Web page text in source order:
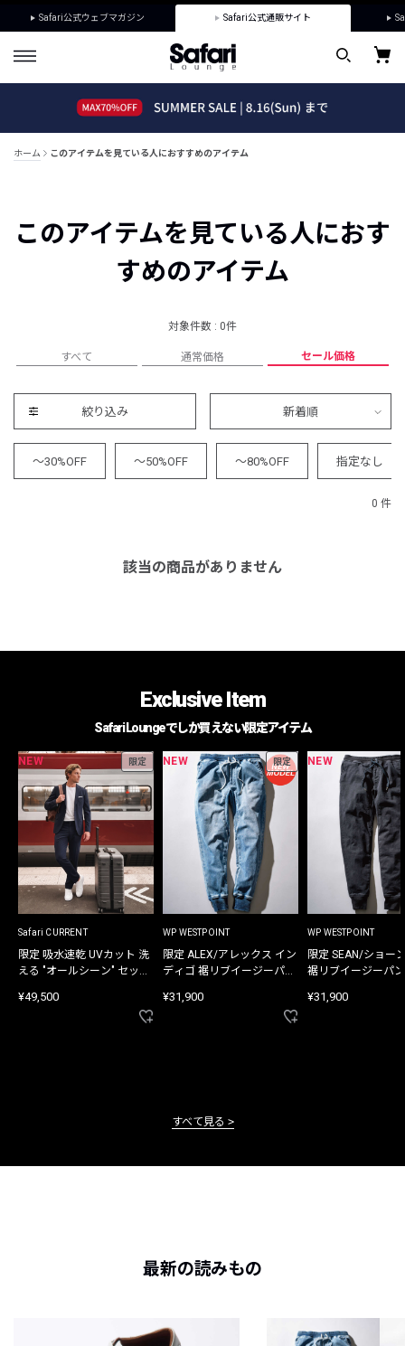
Safari公式ウェブマガジン Safari公式通販サイト
ホーム このアイテムを見ている人におすすめのアイテム
このアイテムを見ている人におす
すめのアイテム
対象件数 : 0件
すべて 通常価格 セール価格
絞り込み 新着順
～30%OFF ～50%OFF ～80%OFF 指定なし
0 件
該当の商品がありません
Exclusive Item
Safari Loungeでしか買えない限定アイテム
NEW 限定
Safari CURRENT
限定 吸水速乾 UVカット 洗
える "オールシーン" セット
¥49,500
NEW 限定
WP WESTPOINT
限定 ALEX/アレックス イン
ディゴ 裾リブイージーパン
¥31,900
NEW
WP WESTPOINT
限定 SEAN/ショー
裾リブイージーパ
¥31,900
すべて見る
最新の読みもの